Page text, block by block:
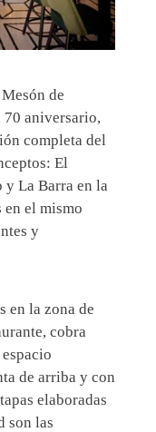
de
70 aniversario,
completa del
El
y La Barra en la
en el mismo
y
en la zona de
cobra
de arriba y con
elaboradas
son las